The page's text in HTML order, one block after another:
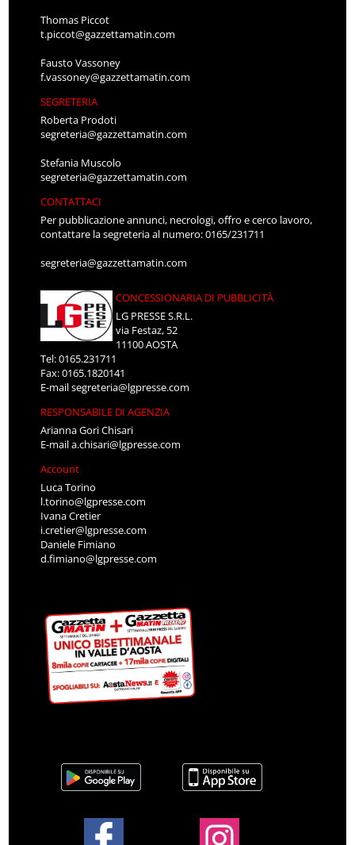
Thomas Piccot
t.piccot@gazzettamatin.com
Fausto Vassoney
f.vassoney@gazzettamatin.com
SEGRETERIA
Roberta Prodoti
segreteria@gazzettamatin.com
Stefania Muscolo
segreteria@gazzettamatin.com
CONTATTACI
Per pubblicazione annunci, necrologi, offro e cerco lavoro,
contattare la segreteria al numero: 0165/231711
segreteria@gazzettamatin.com
CONCESSIONARIA DI PUBBLICITÀ
LG PRESSE S.R.L.
via Festaz, 52
11100 AOSTA
Tel: 0165.231711
Fax: 0165.1820141
E-mailsegreteria@lgpresse.com
RESPONSABILE DI AGENZIA
Arianna Gori Chisari
E-maila.chisari@lgpresse.com
Account
Luca Torino
l.torino@lgpresse.com
Ivana Cretier
i.cretier@lgpresse.com
Daniele Fimiano
d.fimiano@lgpresse.com